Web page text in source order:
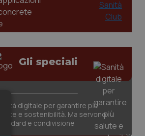
Gli speciali
Sanità digitale per garantire più
salute e sostenibilità. Ma servono
standard e condivisione